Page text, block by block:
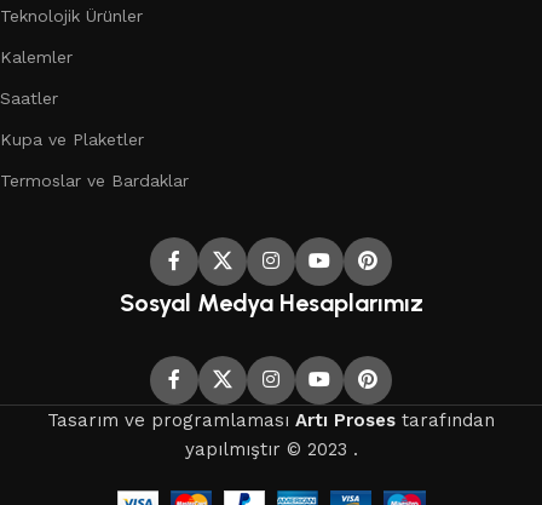
Teknolojik Ürünler
Kalemler
Saatler
Kupa ve Plaketler
Termoslar ve Bardaklar
Sosyal Medya Hesaplarımız
Tasarım ve programlaması Artı Proses tarafından
yapılmıştır © 2023 .